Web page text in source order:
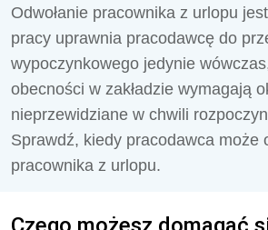
Odwołanie pracownika z urlopu
pracy uprawnia pracodawcę do
wypoczynkowego jedynie
obecności w zakładzie wymagają
nieprzewidziane w chwili
Sprawdź, kiedy pracodawca może
pracownika z urlopu.